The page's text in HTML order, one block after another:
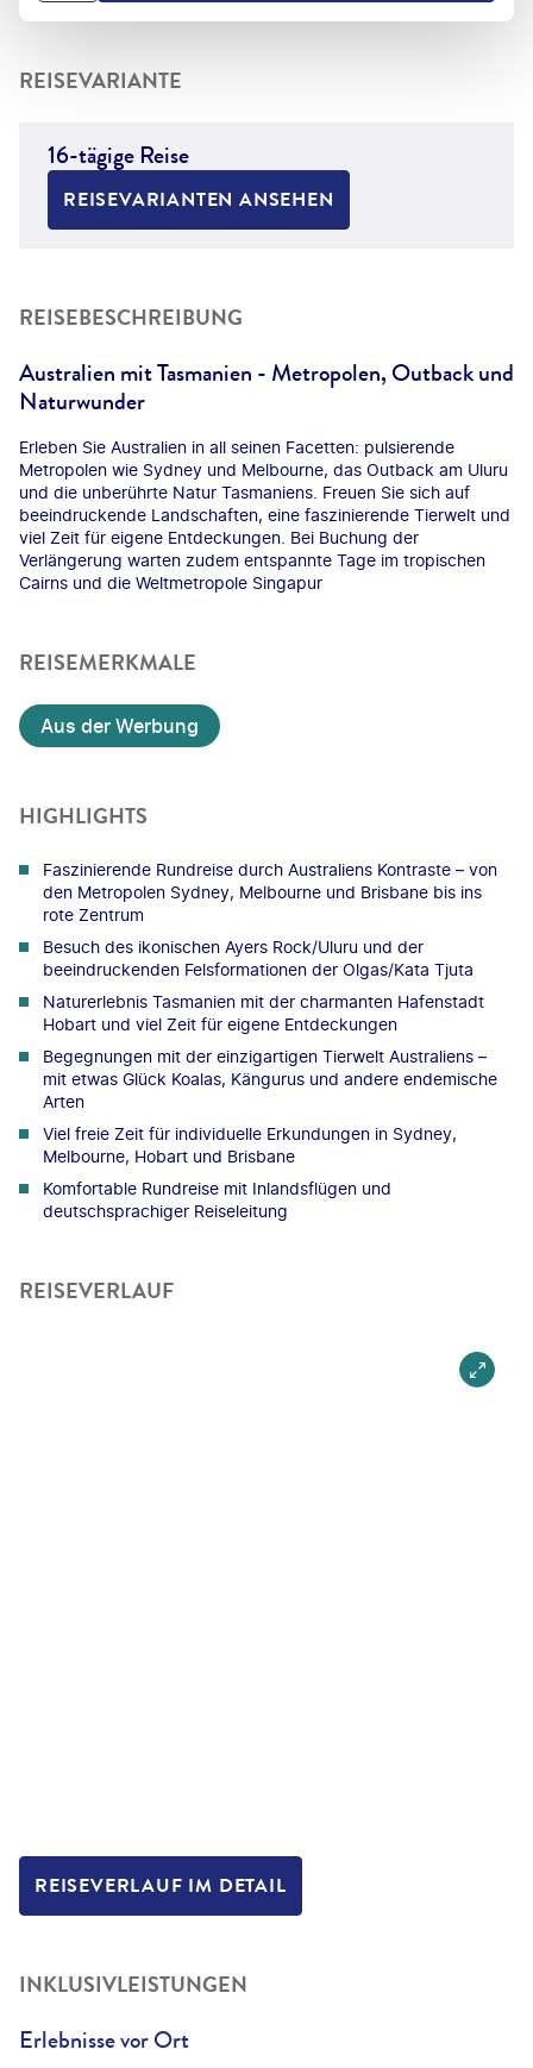
REISEVARIANTE
16-tägige Reise
REISEVARIANTEN ANSEHEN
REISEBESCHREIBUNG
Australien mit Tasmanien - Metropolen, Outback und
Naturwunder
Erleben Sie Australien in all seinen Facetten: pulsierende
Metropolen wie Sydney und Melbourne, das Outback am Uluru
und die unberührte Natur Tasmaniens. Freuen Sie sich auf
beeindruckende Landschaften, eine faszinierende Tierwelt und
viel Zeit für eigene Entdeckungen. Bei Buchung der
Verlängerung warten zudem entspannte Tage im tropischen
Cairns und die Weltmetropole Singapur
REISEMERKMALE
Aus der Werbung
HIGHLIGHTS
Faszinierende Rundreise durch Australiens Kontraste – von
den Metropolen Sydney, Melbourne und Brisbane bis ins
rote Zentrum
Besuch des ikonischen Ayers Rock/Uluru und der
beeindruckenden Felsformationen der Olgas/Kata Tjuta
Naturerlebnis Tasmanien mit der charmanten Hafenstadt
Hobart und viel Zeit für eigene Entdeckungen
Begegnungen mit der einzigartigen Tierwelt Australiens –
mit etwas Glück Koalas, Kängurus und andere endemische
Arten
Viel freie Zeit für individuelle Erkundungen in Sydney,
Melbourne, Hobart und Brisbane
Komfortable Rundreise mit Inlandsflügen und
deutschsprachiger Reiseleitung
REISEVERLAUF
REISEVERLAUF IM DETAIL
INKLUSIVLEISTUNGEN
Erlebnisse vor Ort